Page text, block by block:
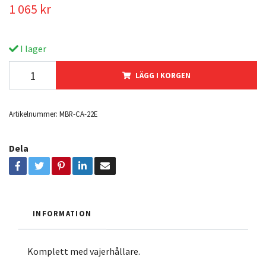
1 065 kr
I lager
LÄGG I KORGEN
Artikelnummer: MBR-CA-22E
Dela
INFORMATION
Komplett med vajerhållare.